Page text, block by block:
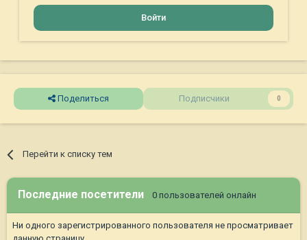
Войти
Поделиться Подписчики 0
Перейти к списку тем
Последние посетители 0 пользователей онлайн
Ни одного зарегистрированного пользователя не просматривает